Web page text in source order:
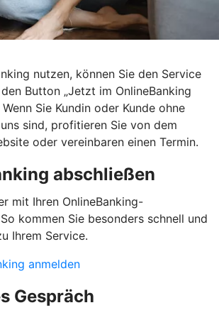
nutzen, können Sie den Service
Button „Jetzt im OnlineBanking
Sie Kundin oder Kunde ohne
sind, profitieren Sie von dem
oder vereinbaren einen Termin.
abschließen
mit Ihren OnlineBanking-
kommen Sie besonders schnell und
Ihrem Service.
anmelden
Gespräch